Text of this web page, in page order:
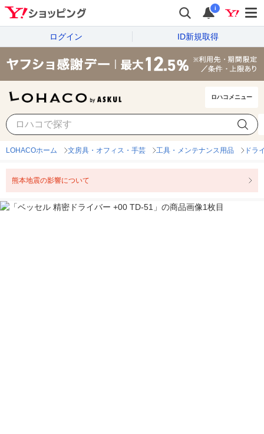
i
ログイン ID新規取得
ロハコメニュー
LOHACOホーム 文房具・オフィス・手芸 工具・メンテナンス用品 ドラ
熊本地震の影響について